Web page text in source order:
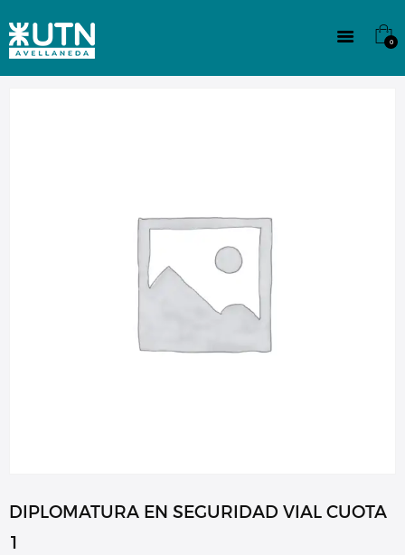
0
CULTURA
DIPLOMATURA EN SEGURIDAD VIAL CUOTA
1